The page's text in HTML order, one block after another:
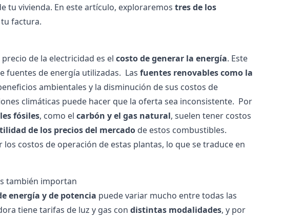
tu vivienda. En este artículo, exploraremos tres de los
factura.
de la electricidad es el costo de generar la energía. Este
fuentes de energía utilizadas. Las fuentes renovables como la
ambientales y la disminución de sus costos de
climáticas puede hacer que la oferta sea inconsistente. Por
fósiles, como el carbón y el gas natural, suelen tener costos
de los precios del mercado de estos combustibles.
costos de operación de estas plantas, lo que se traduce en
también importan
energía y de potencia puede variar mucho entre todas las
tiene tarifas de luz y gas con distintas modalidades, y por